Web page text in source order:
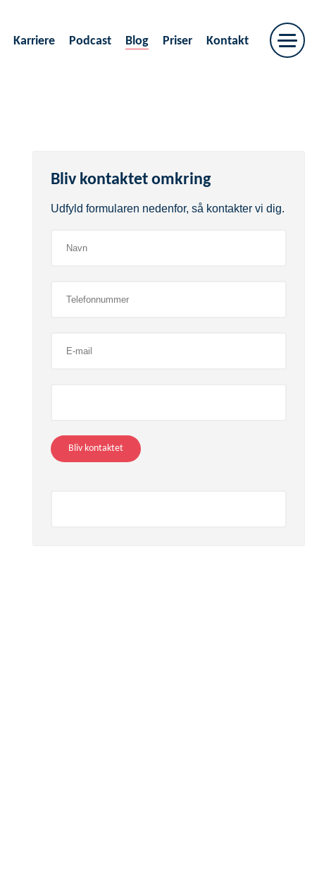
Karriere Podcast Blog Priser Kontakt
Bliv kontaktet omkring
Udfyld formularen nedenfor, så kontakter vi dig.